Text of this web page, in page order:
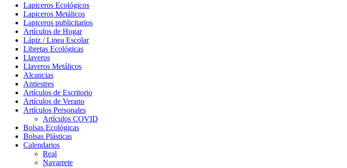
Lapiceros Ecológicos
Lapiceros Metálicos
Lapiceros publicitarios
Artículos de Hogar
Lápiz / Linea Escolar
Libretas Ecológicas
Llaveros
Llaveros Metálicos
Alcancias
Antiestres
Artículos de Escritorio
Artículos de Verano
Artículos Personales
Artículos COVID
Bolsas Ecológicas
Bolsas Plásticas
Calendarios
Real
Navarrete